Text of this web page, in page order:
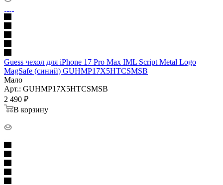
Guess чехол для iPhone 17 Pro Max IML Script Metal Logo
MagSafe (синий) GUHMP17X5HTCSMSB
Мало
Арт.: GUHMP17X5HTCSMSB
2 490 ₽
В корзину